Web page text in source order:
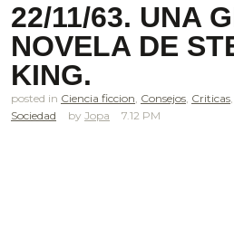
22/11/63. UNA
NOVELA DE
KING.
posted in Ciencia ficcion, Consejos, Criticas,
Sociedad
Jopa 7.12 PM